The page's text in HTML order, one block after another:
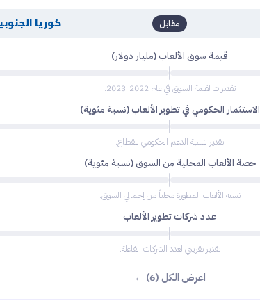
مقابل كوريا
قيمة سوق الألعاب (مليار دولار)
تقديرات لقيمة السوق في عام 2022-2023.
الاستثمار الحكومي في تطوير الألعاب (نسبة مئوية)
تقدير لنسبة الدعم الحكومي للقطاع.
حصة الألعاب المحلية من السوق (نسبة مئوية)
نسبة الألعاب المطورة محلياً من إجمالي السوق.
عدد شركات تطوير الألعاب
تقدير تقريبي لعدد الشركات الفاعلة.
اعرض الكل (6) ←